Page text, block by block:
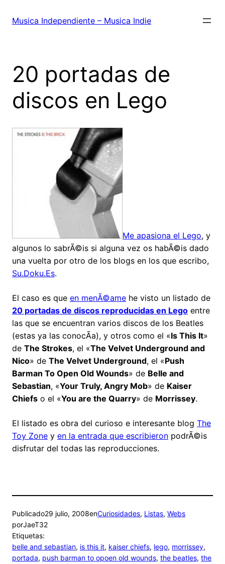
Musica Independiente – Musica Indie
20 portadas de
discos en Lego
Me apasiona el Lego, y
algunos lo sabrÃ©is si alguna vez os habÃ©is dado
una vuelta por otro de los blogs en los que escribo,
Su.Doku.Es.
El caso es que en menÃ©ame he visto un listado de
20 portadas de discos reproducidas en Lego entre
las que se encuentran varios discos de los Beatles
(estas ya las conocÃ­a), y otros como el «Is This It»
de The Strokes, el «The Velvet Underground and
Nico» de The Velvet Underground, el «Push
Barman To Open Old Wounds» de Belle and
Sebastian, «Your Truly, Angry Mob» de Kaiser
Chiefs o el «You are the Quarry» de Morrissey.
El listado es obra del curioso e interesante blog The
Toy Zone y en la entrada que escribieron podrÃ©is
disfrutar del todas las reproducciones.
Publicado29 julio, 2008enCuriosidades, Listas, Webs
porJaeT32
Etiquetas:
belle and sebastian, is this it, kaiser chiefs, lego, morrissey
portada, push barman to opoen old wounds, the beatles, the